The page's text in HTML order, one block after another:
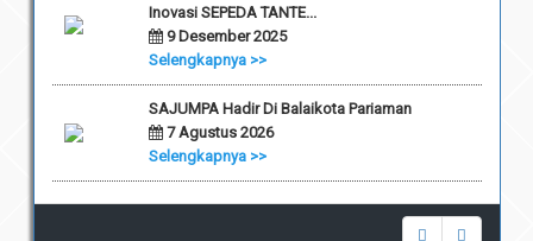
Inovasi SEPEDA TANTE...
9 Desember 2025
Selengkapnya >>
SAJUMPA Hadir Di Balaikota Pariaman
7 Agustus 2026
Selengkapnya >>